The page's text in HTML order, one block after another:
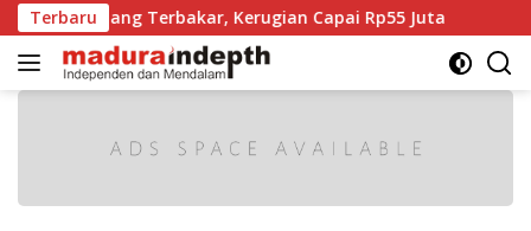
Langsung
ke
konten
Terbaru
Terbakar, Kerugian Capai Rp55 Juta Kabupaten